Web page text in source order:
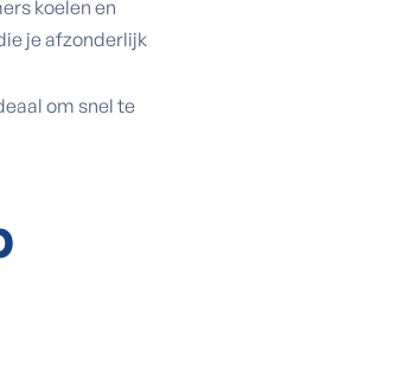
koelen en
je afzonderlijk
om snel te